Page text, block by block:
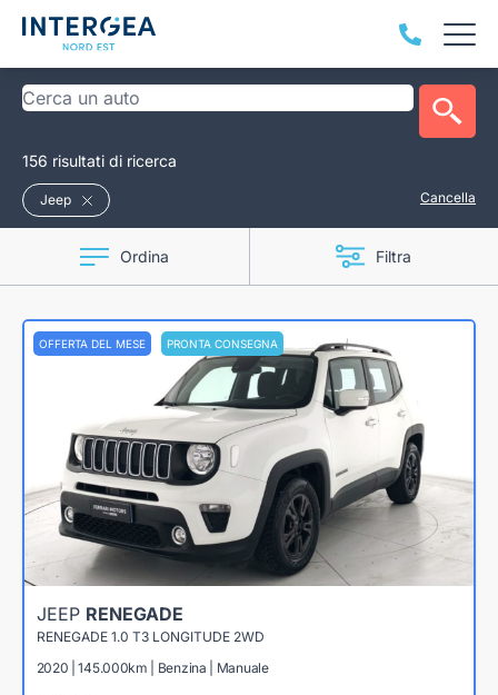
156 risultati di ricerca
Jeep Cancella
Ordina Filtra
OFFERTA DEL MESE PRONTA CONSEGNA
JEEP RENEGADE
RENEGADE 1.0 T3 LONGITUDE 2WD
2020 | 145.000km | Benzina | Manuale